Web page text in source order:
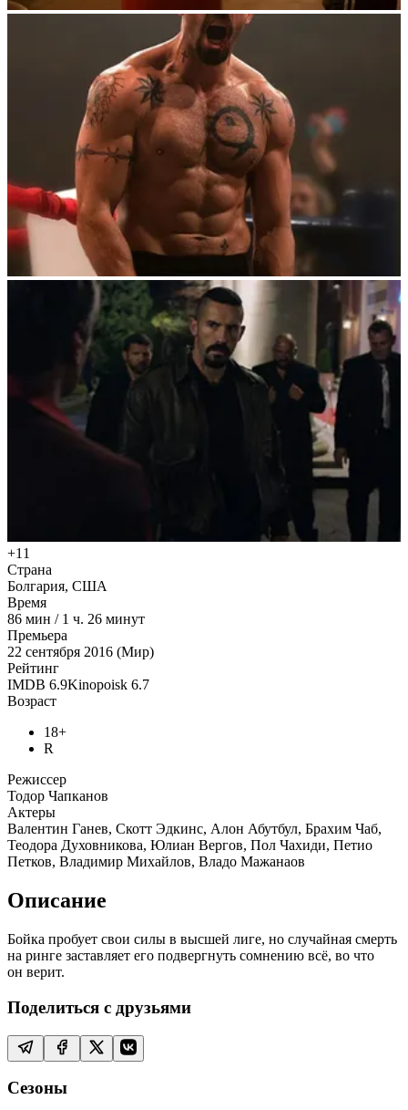
+11
Страна
Болгария, США
Время
86 мин / 1 ч. 26 минут
Премьера
22 сентября 2016 (Мир)
Рейтинг
IMDB 6.9Kinopoisk 6.7
Возраст
18+
R
Режиссер
Тодор Чапканов
Актеры
Валентин Ганев, Скотт Эдкинс, Алон Абутбул, Брахим Чаб,
Теодора Духовникова, Юлиан Вергов, Пол Чахиди, Петио
Петков, Владимир Михайлов, Владо Мажанаов
Описание
Бойка пробует свои силы в высшей лиге, но случайная смерть
на ринге заставляет его подвергнуть сомнению всё, во что
он верит.
Поделиться с друзьями
Сезоны